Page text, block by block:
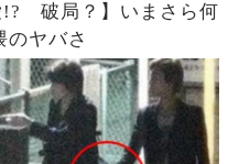
!? 破局？】いまさら何
のヤバさ